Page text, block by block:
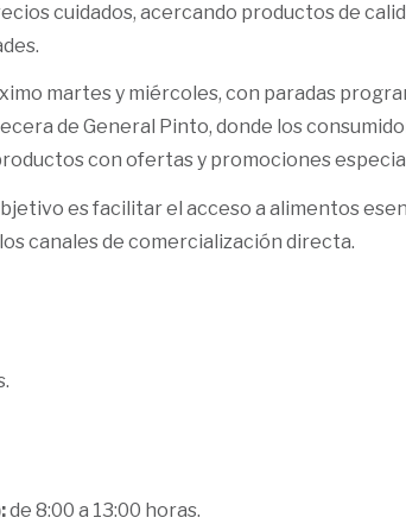
cuidados, acercando productos de
martes y miércoles, con paradas
de General Pinto, donde los
con ofertas y promociones
es facilitar el acceso a alimentos
canales de comercialización directa.
de 8:00 a 13:00 horas.